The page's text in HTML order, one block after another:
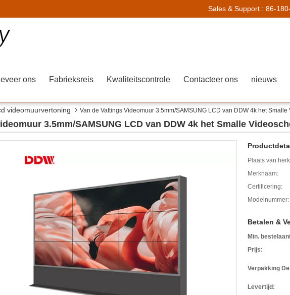
Sales & Support : 86-
ons Fabrieksreis Kwaliteitscontrole Contacteer ons nieuws
videomuurvertoning Van de Vattings Videomuur 3.5mm/SAMSUNG LCD van DDW 4k het Smalle
3.5mm/SAMSUNG LCD van DDW 4k het Smalle
Plaats van
Merknaam:
Certificering:
Modelnummer:
Betalen &
Min.
Prijs:
Verpakking
Levertijd: